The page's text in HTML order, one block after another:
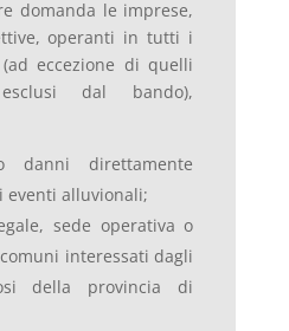
domanda le imprese,
operanti in tutti i
eccezione di quelli
esclusi dal bando),
danni direttamente
eventi alluvionali;
sede operativa o
interessati dagli
della provincia di